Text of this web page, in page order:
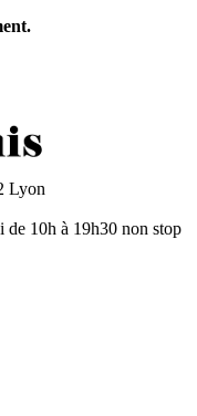
Lyon
de 10h à 19h30 non stop